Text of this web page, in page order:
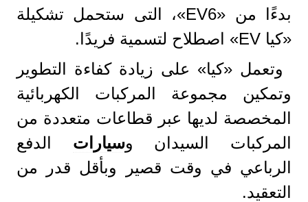
بدءًا من «EV6»، التى ستحمل تشكيلة
«كيا EV» اصطلاح لتسمية فريدًا.
وتعمل «كيا» على زيادة كفاءة التطوير
وتمكين مجموعة المركبات الكهربائية
المخصصة لديها عبر قطاعات متعددة من
المركبات السيدان وسيارات الدفع
الرباعي في وقت قصير وبأقل قدر من
التعقيد.